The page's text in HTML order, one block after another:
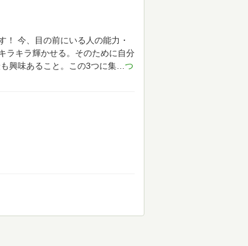
！
今、目の前にいる人の能力・
ラキラ輝かせる。そのために自分
興味あること。この3つに集